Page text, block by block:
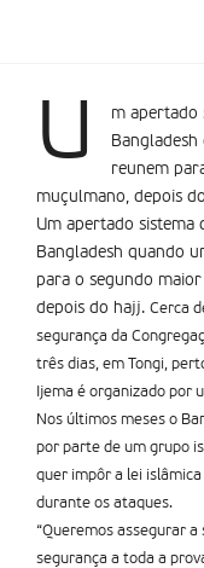
U
m apertado
reunem
muçulmano, depois
Um apertado sistema
Bangladesh quando
para o segundo
depois do hajj. Cerca
segurança da
três dias, em Tongi,
Ijema é organizado por
Nos últimos meses o
por parte de um grupo
quer impôr a lei
durante os ataques.
“Queremos assegurar
segurança a toda a